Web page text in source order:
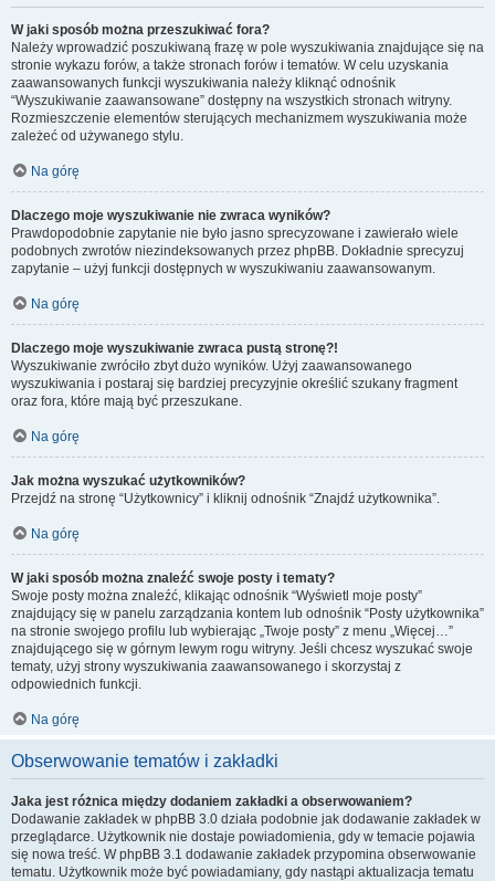
W jaki sposób można przeszukiwać fora?
Należy wprowadzić poszukiwaną frazę w pole wyszukiwania znajdujące się na
stronie wykazu forów, a także stronach forów i tematów. W celu uzyskania
zaawansowanych funkcji wyszukiwania należy kliknąć odnośnik
“Wyszukiwanie zaawansowane” dostępny na wszystkich stronach witryny.
Rozmieszczenie elementów sterujących mechanizmem wyszukiwania może
zależeć od używanego stylu.
Na górę
Dlaczego moje wyszukiwanie nie zwraca wyników?
Prawdopodobnie zapytanie nie było jasno sprecyzowane i zawierało wiele
podobnych zwrotów niezindeksowanych przez phpBB. Dokładnie sprecyzuj
zapytanie – użyj funkcji dostępnych w wyszukiwaniu zaawansowanym.
Na górę
Dlaczego moje wyszukiwanie zwraca pustą stronę?!
Wyszukiwanie zwróciło zbyt dużo wyników. Użyj zaawansowanego
wyszukiwania i postaraj się bardziej precyzyjnie określić szukany fragment
oraz fora, które mają być przeszukane.
Na górę
Jak można wyszukać użytkowników?
Przejdź na stronę “Użytkownicy” i kliknij odnośnik “Znajdź użytkownika”.
Na górę
W jaki sposób można znaleźć swoje posty i tematy?
Swoje posty można znaleźć, klikając odnośnik “Wyświetl moje posty”
znajdujący się w panelu zarządzania kontem lub odnośnik “Posty użytkownika”
na stronie swojego profilu lub wybierając „Twoje posty” z menu „Więcej…”
znajdującego się w górnym lewym rogu witryny. Jeśli chcesz wyszukać swoje
tematy, użyj strony wyszukiwania zaawansowanego i skorzystaj z
odpowiednich funkcji.
Na górę
Obserwowanie tematów i zakładki
Jaka jest różnica między dodaniem zakładki a obserwowaniem?
Dodawanie zakładek w phpBB 3.0 działa podobnie jak dodawanie zakładek w
przeglądarce. Użytkownik nie dostaje powiadomienia, gdy w temacie pojawia
się nowa treść. W phpBB 3.1 dodawanie zakładek przypomina obserwowanie
tematu. Użytkownik może być powiadamiany, gdy nastąpi aktualizacja tematu